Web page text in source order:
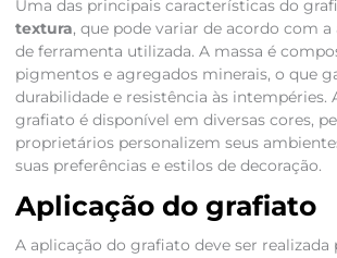
Uma das principais características do
textura, que pode variar de acordo com
de ferramenta utilizada. A massa é
pigmentos e agregados minerais, o que
durabilidade e resistência às intempéries.
grafiato é disponível em diversas cores,
proprietários personalizem seus
suas preferências e estilos de decoração.
Aplicação do grafiato
A aplicação do grafiato deve ser realizada